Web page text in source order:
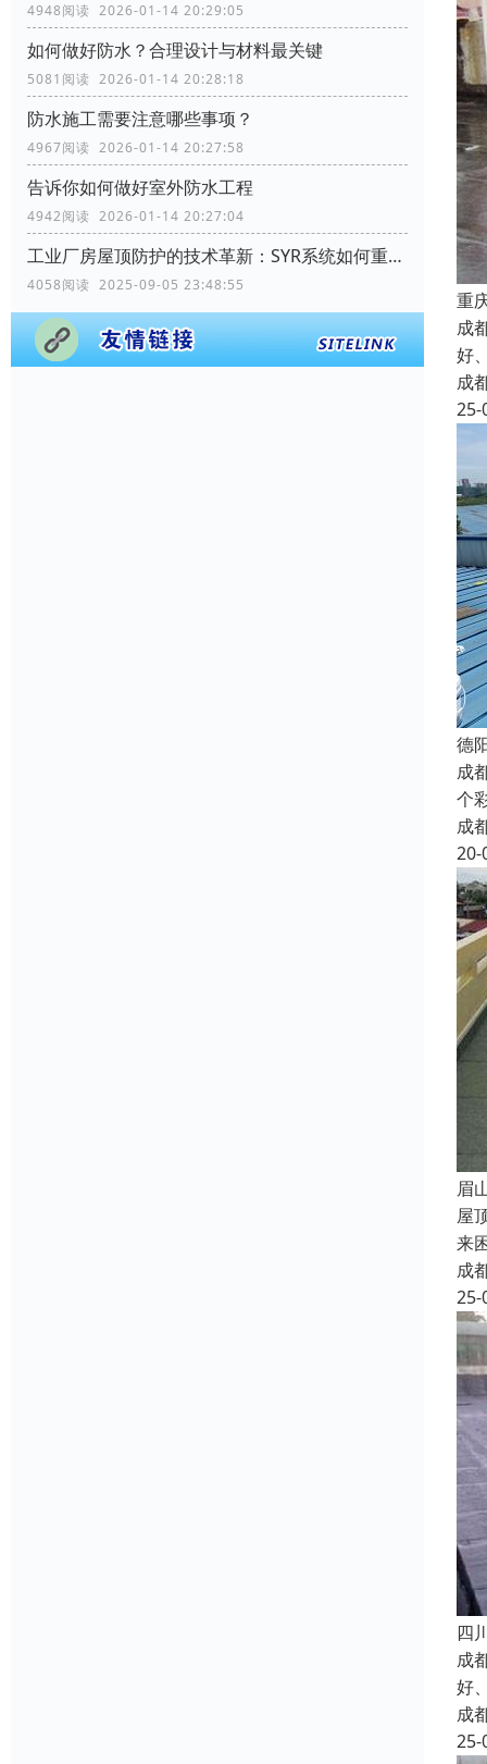
4948阅读 2026-01-14 20:29:05
如何做好防水？合理设计与材料最关键
5081阅读 2026-01-14 20:28:18
防水施工需要注意哪些事项？
4967阅读 2026-01-14 20:27:58
告诉你如何做好室外防水工程
4942阅读 2026-01-14 20:27:04
工业厂房屋顶防护的技术革新：SYR系统如何重塑行业标准
4058阅读 2025-09-05 23:48:55
重
成
好
成
25-
德
成
个
成
20-
眉
屋
来
成
25-
四
成
好
成
25-